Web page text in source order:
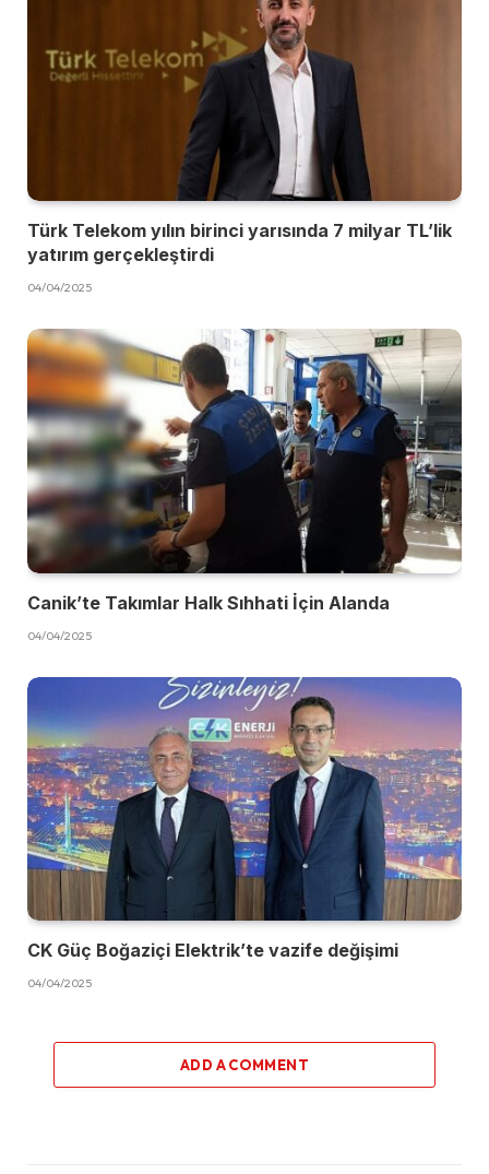
Türk Telekom yılın birinci yarısında 7 milyar TL’lik
yatırım gerçekleştirdi
04/04/2025
Canik’te Takımlar Halk Sıhhati İçin Alanda
04/04/2025
CK Güç Boğaziçi Elektrik’te vazife değişimi
04/04/2025
ADD A COMMENT